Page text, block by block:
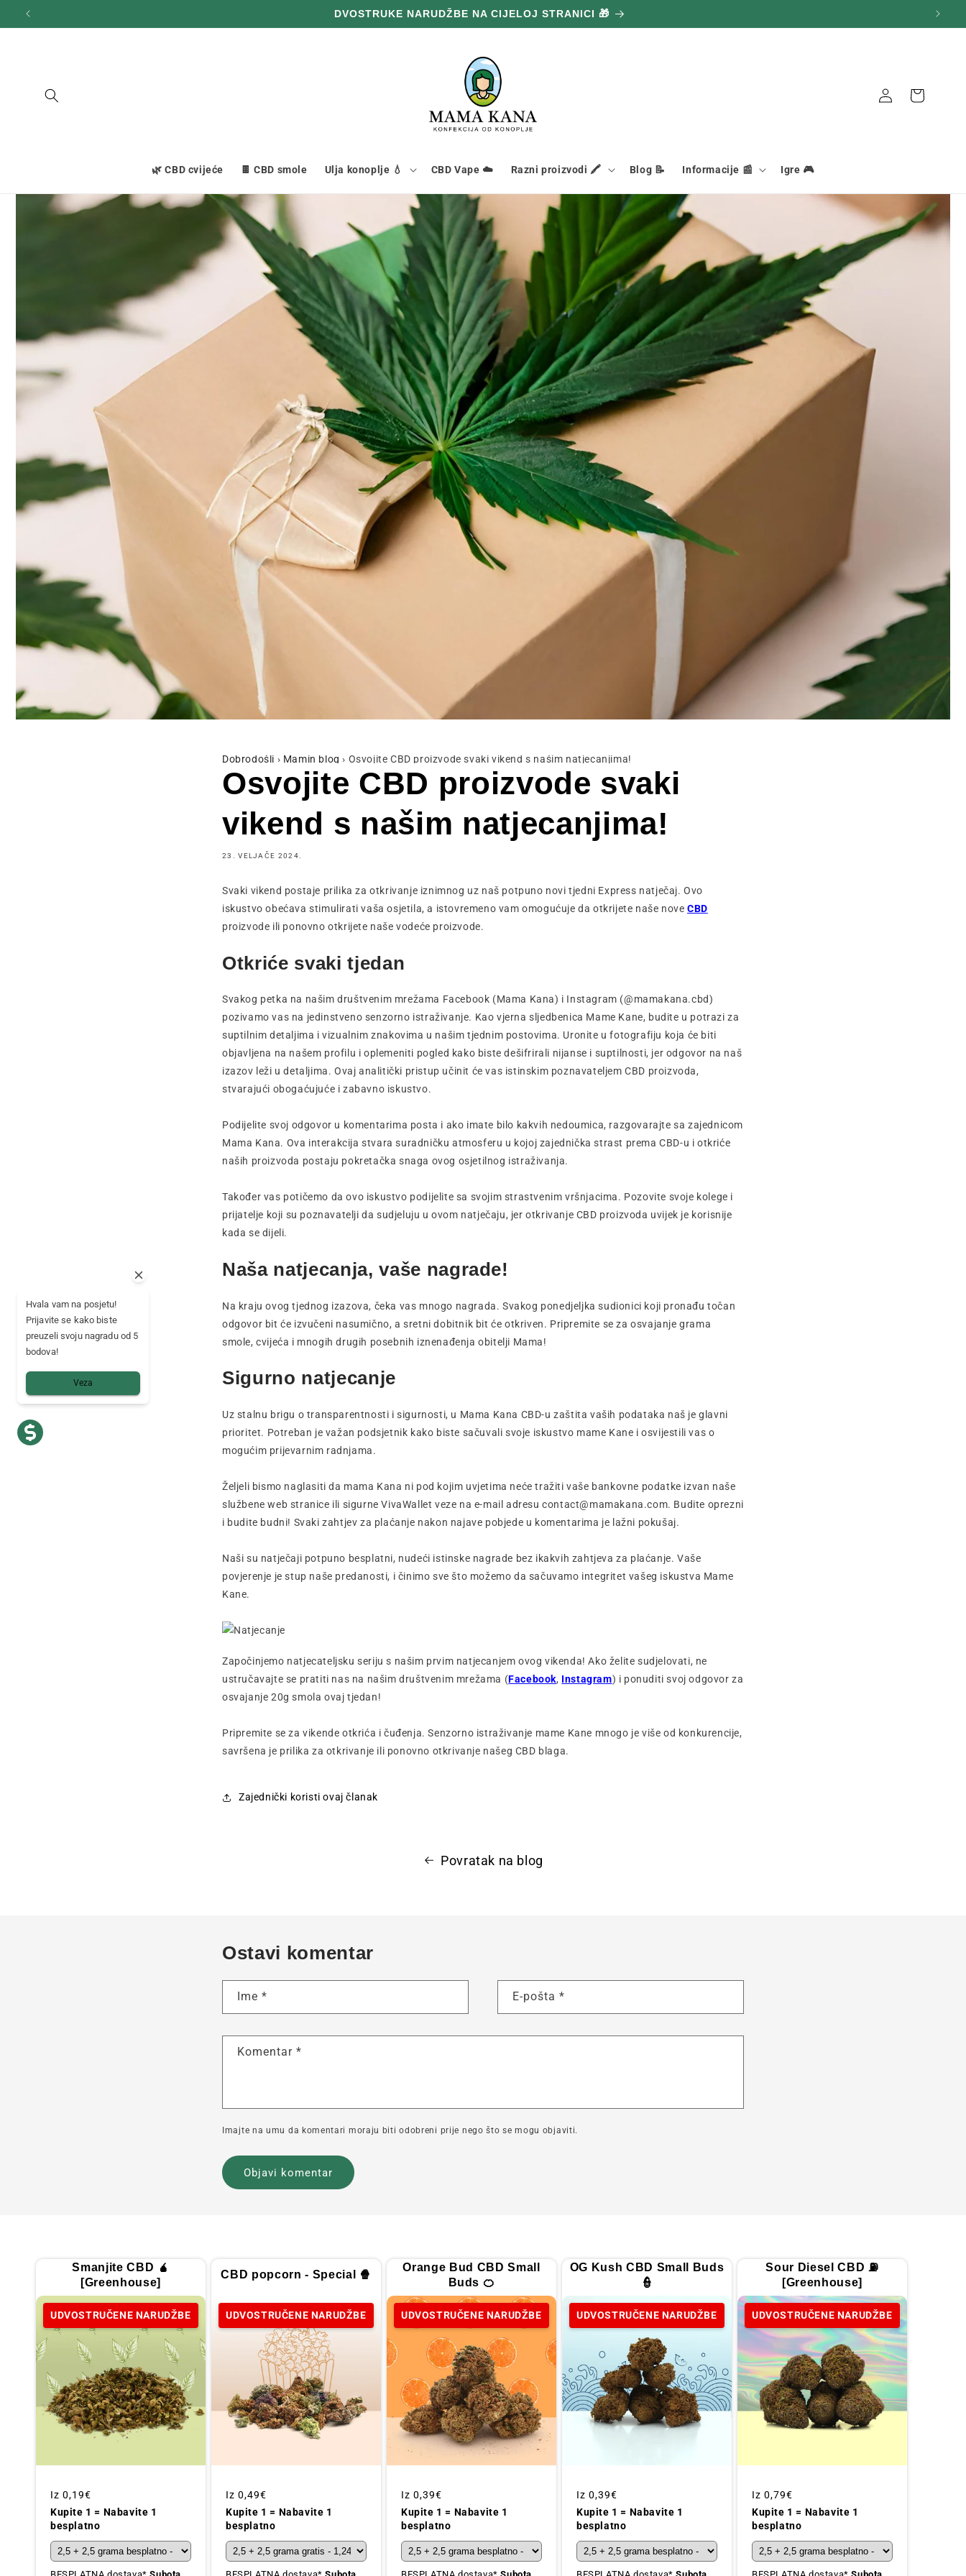
na
sadržaj
DVOSTRUKE NARUDŽBE NA CIJELOJ STRANICI 🎁
🌿 CBD cvijeće 🍫 CBD smole Ulja konoplje 💧 CBD Vape ☁️ Razni proizvodi 🖍️ Blog 📝 Informacije 📰 Igre 🎮
Veza Košara
Dobrodošli › Mamin blog › Osvojite CBD proizvode svaki vikend s našim natjecanjima!
Osvojite CBD proizvode svaki
vikend s našim natjecanjima!
23. VELJAČE 2024.
Svaki vikend postaje prilika za otkrivanje iznimnog uz naš potpuno novi tjedni Express natječaj. Ovo
iskustvo obećava stimulirati vaša osjetila, a istovremeno vam omogućuje da otkrijete naše nove CBD
proizvode ili ponovno otkrijete naše vodeće proizvode.
Otkriće svaki tjedan
Svakog petka na našim društvenim mrežama Facebook (Mama Kana) i Instagram (@mamakana.cbd)
pozivamo vas na jedinstveno senzorno istraživanje. Kao vjerna sljedbenica Mame Kane, budite u potrazi za
suptilnim detaljima i vizualnim znakovima u našim tjednim postovima. Uronite u fotografiju koja će biti
objavljena na našem profilu i oplemeniti pogled kako biste dešifrirali nijanse i suptilnosti, jer odgovor na naš
izazov leži u detaljima. Ovaj analitički pristup učinit će vas istinskim poznavateljem CBD proizvoda,
stvarajući obogaćujuće i zabavno iskustvo.
Podijelite svoj odgovor u komentarima posta i ako imate bilo kakvih nedoumica, razgovarajte sa zajednicom
Mama Kana. Ova interakcija stvara suradničku atmosferu u kojoj zajednička strast prema CBD-u i otkriće
naših proizvoda postaju pokretačka snaga ovog osjetilnog istraživanja.
Također vas potičemo da ovo iskustvo podijelite sa svojim strastvenim vršnjacima. Pozovite svoje kolege i
prijatelje koji su poznavatelji da sudjeluju u ovom natječaju, jer otkrivanje CBD proizvoda uvijek je korisnije
kada se dijeli.
Naša natjecanja, vaše nagrade!
Na kraju ovog tjednog izazova, čeka vas mnogo nagrada. Svakog ponedjeljka sudionici koji pronađu točan
odgovor bit će izvučeni nasumično, a sretni dobitnik bit će otkriven. Pripremite se za osvajanje grama
smole, cvijeća i mnogih drugih posebnih iznenađenja obitelji Mama!
Sigurno natjecanje
Uz stalnu brigu o transparentnosti i sigurnosti, u Mama Kana CBD-u zaštita vaših podataka naš je glavni
prioritet. Potreban je važan podsjetnik kako biste sačuvali svoje iskustvo mame Kane i osvijestili vas o
mogućim prijevarnim radnjama.
Željeli bismo naglasiti da mama Kana ni pod kojim uvjetima neće tražiti vaše bankovne podatke izvan naše
službene web stranice ili sigurne VivaWallet veze na e-mail adresu contact@mamakana.com. Budite oprezni
i budite budni! Svaki zahtjev za plaćanje nakon najave pobjede u komentarima je lažni pokušaj.
Naši su natječaji potpuno besplatni, nudeći istinske nagrade bez ikakvih zahtjeva za plaćanje. Vaše
povjerenje je stup naše predanosti, i činimo sve što možemo da sačuvamo integritet vašeg iskustva Mame
Kane.
Započinjemo natjecateljsku seriju s našim prvim natjecanjem ovog vikenda! Ako želite sudjelovati, ne
ustručavajte se pratiti nas na našim društvenim mrežama (Facebook, Instagram) i ponuditi svoj odgovor za
osvajanje 20g smola ovaj tjedan!
Pripremite se za vikende otkrića i čuđenja. Senzorno istraživanje mame Kane mnogo je više od konkurencije,
savršena je prilika za otkrivanje ili ponovno otkrivanje našeg CBD blaga.
Zajednički koristi ovaj članak
Povratak na blog
Ostavi komentar
Ime * E-pošta *
Komentar *
Imajte na umu da komentari moraju biti odobreni prije nego što se mogu objaviti.
Smanjite CBD 🧉
[Greenhouse]
UDVOSTRUČENE NARUDŽBE
Redovna
cijena
Iz 0,19€
Kupite 1 = Nabavite 1
besplatno
CBD popcorn - Special 🍿
UDVOSTRUČENE NARUDŽBE
Redovna
cijena
Iz 0,49€
Kupite 1 = Nabavite 1
besplatno
Orange Bud CBD Small
Buds 🍊
UDVOSTRUČENE NARUDŽBE
Redovna
cijena
Iz 0,39€
Kupite 1 = Nabavite 1
besplatno
OG Kush CBD Small Buds
👮
UDVOSTRUČENE NARUDŽBE
Redovna
cijena
Iz 0,39€
Kupite 1 = Nabavite 1
besplatno
Sour Diesel CBD ⛽
[Greenhouse]
UDVOSTRUČENE NARUDŽBE
Redovna
cijena
Iz 0,79€
Kupite 1 = Nabavite 1
besplatno
Hvala vam na posjetu!
Prijavite se kako biste
preuzeli svoju nagradu od 5
bodova!
Veza